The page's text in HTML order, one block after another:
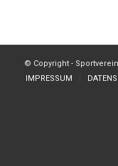
© Copyright -
IMPRESSUM